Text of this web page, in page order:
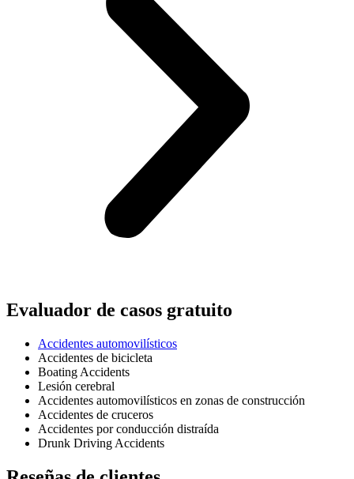
Evaluador de casos gratuito
Accidentes automovilísticos
Accidentes de bicicleta
Boating Accidents
Lesión cerebral
Accidentes automovilísticos en zonas de construcción
Accidentes de cruceros
Accidentes por conducción distraída
Drunk Driving Accidents